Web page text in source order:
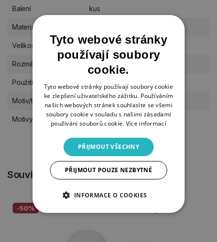
Balení kus
Materiál
Velikost M (11-17 cm)
Rozměr 12 x 14 cm
Použití
Motiv/téma pro kluky
Motivy výřezů Pravěk a dinosauři
Související produkty
-50%
Tyto webové stránky
používají soubory
cookie.
Tyto webové stránky používají soubory cookie
ke zlepšení uživatelského zážitku. Používáním
našich webových stránek souhlasíte se všemi
soubory cookie v souladu s našimi zásadami
používání souborů cookie. Více informací
PŘIJMOUT VŠECHNY
PŘIJMOUT POUZE NEZBYTNÉ
INFORMACE O COOKIES